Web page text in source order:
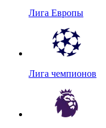
Лига Европы
Лига чемпионов